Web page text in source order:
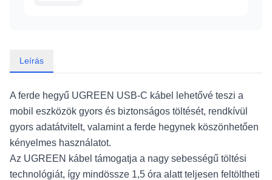
Leírás
A ferde hegyű UGREEN USB-C kábel lehetővé teszi a
mobil eszközök gyors és biztonságos töltését, rendkívül
gyors adatátvitelt, valamint a ferde hegynek köszönhetően
kényelmes használatot.
Az UGREEN kábel támogatja a nagy sebességű töltési
technológiát, így mindössze 1,5 óra alatt teljesen feltöltheti